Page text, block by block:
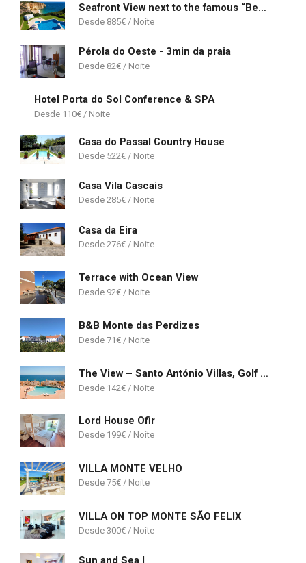
Seafront View next to the famous “Benagil Caves”
885€
Pérola do Oeste - 3min da praia
82€
Hotel Porta do Sol Conference & SPA
110€
Casa do Passal Country House
522€
Casa Vila Cascais
285€
Casa da Eira
276€
Terrace with Ocean View
92€
B&B Monte das Perdizes
71€
The View – Santo António Villas, Golf & Spa Resort
142€
Lord House Ofir
199€
VILLA MONTE VELHO
75€
VILLA ON TOP MONTE SÃO FELIX
300€